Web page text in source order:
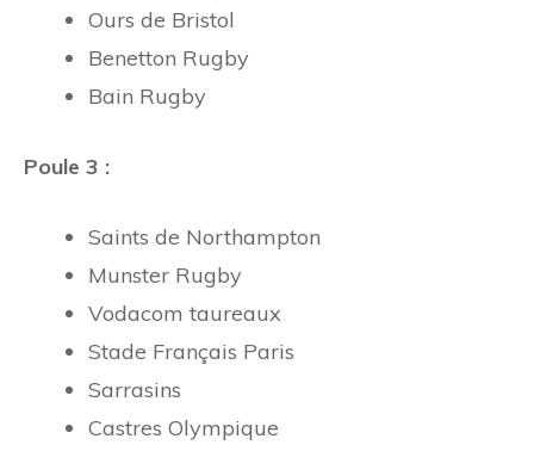
Ours de Bristol
Benetton Rugby
Bain Rugby
Poule 3 :
Saints de Northampton
Munster Rugby
Vodacom taureaux
Stade Français Paris
Sarrasins
Castres Olympique